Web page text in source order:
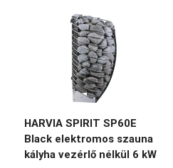
HARVIA SPIRIT SP60E
Black elektromos szauna
kályha vezérlő nélkül 6 kW